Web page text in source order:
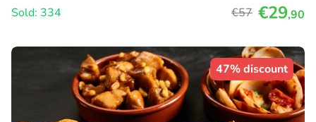
Sold: 334
€57 €29,90
47% discount